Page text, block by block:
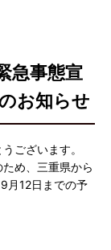
急事態宣
お知らせ
ございます。
め、三重県から
月12日までの予